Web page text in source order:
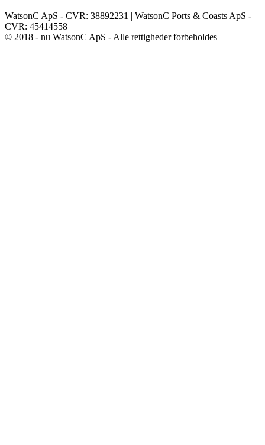
WatsonC ApS - CVR: 38892231 | WatsonC Ports & Coasts ApS -
CVR: 45414558
© 2018 - nu WatsonC ApS - Alle rettigheder forbeholdes